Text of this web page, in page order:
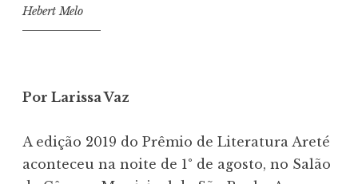
Hebert Melo
Por Larissa Vaz
A edição 2019 do Prêmio de Literatura Areté
aconteceu na noite de 1° de agosto, no Salão